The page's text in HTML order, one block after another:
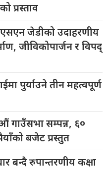
प्रस्ताव
एसएन जेडीको उदाहरणीय
जीविकोपार्जन र विपद्
पुर्याउने तीन महत्वपूर्ण
गाउँसभा सम्पन्न, ६०
बजेट प्रस्तुत
रुपान्तरणीय कक्षा